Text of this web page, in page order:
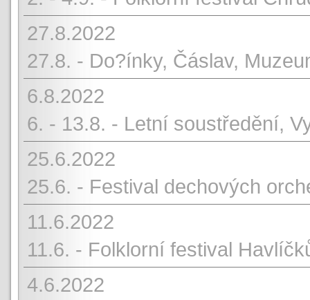
27.8.2022
27.8. - Do?ínky, Čáslav,
6.8.2022
6. - 13.8. - Letní soustředění,
25.6.2022
25.6. - Festival dechových
11.6.2022
11.6. - Folklorní festival
4.6.2022